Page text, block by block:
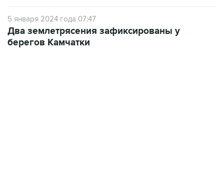
5 января 2024 года 07:47
Два землетрясения зафиксированы у
берегов Камчатки